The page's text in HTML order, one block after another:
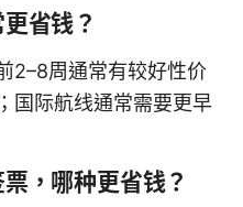
省钱？
2–8周通常有较好性价
国际航线通常需要更早
，哪种更省钱？